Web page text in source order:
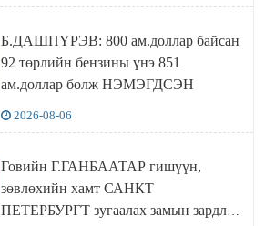
Б.ДАШПҮРЭВ: 800 ам.доллар байсан
92 төрлийн бензины үнэ 851
ам.доллар болж НЭМЭГДСЭН
2026-08-06
Говийн Г.ГАНБААТАР гишүүн,
зөвлөхийн хамт САНКТ
ПЕТЕРБУРГТ зугаалах замын зардлаа